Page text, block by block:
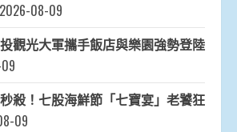
2026-08-09
觀光大軍攜手飯店與樂園強勢登陸
殺！七股海鮮節「七寶宴」老饕狂
09